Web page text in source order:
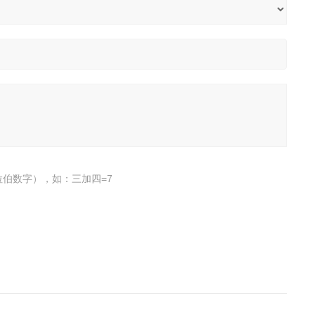
数字），如：三加四=7